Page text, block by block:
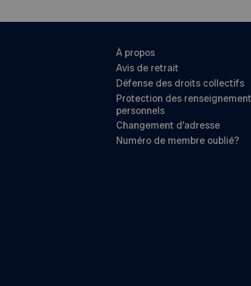
À propos
Avis de retrait
Défense des droits collectifs
Protection des
personnels
Changement d’adresse
Numéro de membre oublié?